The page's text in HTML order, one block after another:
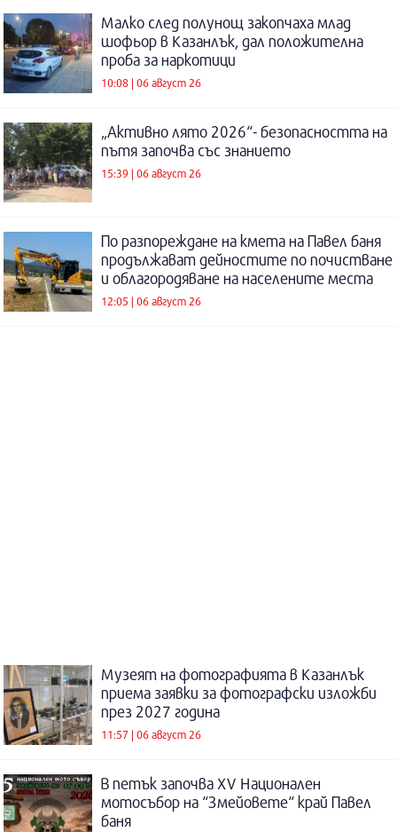
Малко след полунощ закопчаха млад
шофьор в Казанлък, дал положителна
проба за наркотици
10:08 | 06 август 26
„Активно лято 2026“- безопасността на
пътя започва със знанието
15:39 | 06 август 26
По разпореждане на кмета на Павел баня
продължават дейностите по почистване
и облагородяване на населените места
12:05 | 06 август 26
Музеят на фотографията в Казанлък
приема заявки за фотографски изложби
през 2027 година
11:57 | 06 август 26
В петък започва XV Национален
мотосъбор на “Змейовете“ край Павел
баня